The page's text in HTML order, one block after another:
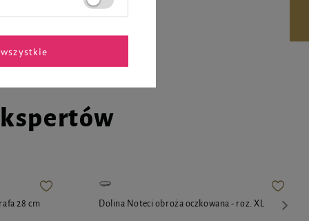
34,99 zł
28 cm Dolina Noteci obroża oczkowana - roz. XL